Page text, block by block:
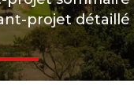
projet détaillé